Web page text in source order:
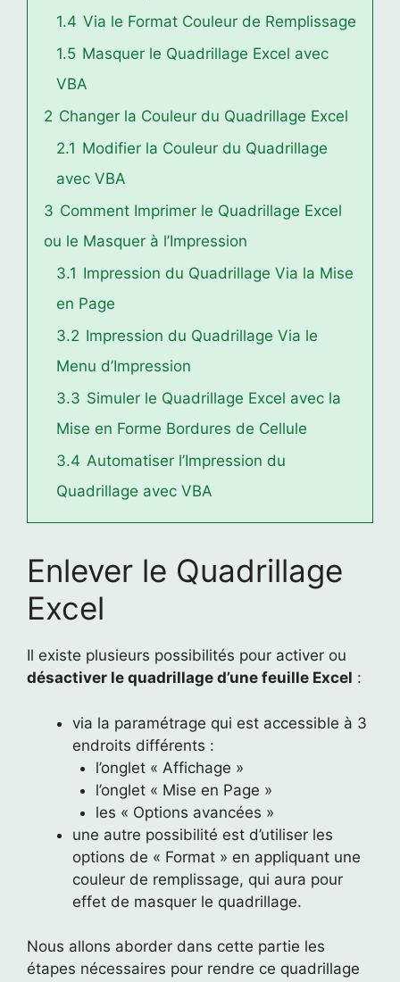
1.4 Via le Format Couleur de Remplissage
1.5 Masquer le Quadrillage Excel avec
VBA
2 Changer la Couleur du Quadrillage Excel
2.1 Modifier la Couleur du Quadrillage
avec VBA
3 Comment Imprimer le Quadrillage Excel
ou le Masquer à l’Impression
3.1 Impression du Quadrillage Via la Mise
en Page
3.2 Impression du Quadrillage Via le
Menu d’Impression
3.3 Simuler le Quadrillage Excel avec la
Mise en Forme Bordures de Cellule
3.4 Automatiser l’Impression du
Quadrillage avec VBA
Enlever le Quadrillage
Excel
Il existe plusieurs possibilités pour activer ou
désactiver le quadrillage d’une feuille Excel :
via la paramétrage qui est accessible à 3
endroits différents :
l’onglet « Affichage »
l’onglet « Mise en Page »
les « Options avancées »
une autre possibilité est d’utiliser les
options de « Format » en appliquant une
couleur de remplissage, qui aura pour
effet de masquer le quadrillage.
Nous allons aborder dans cette partie les
étapes nécessaires pour rendre ce quadrillage